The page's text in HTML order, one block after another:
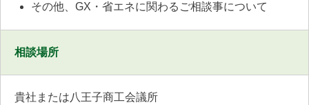
その他、GX・省エネに関わるご相談事について
相談場所
貴社または八王子商工会議所